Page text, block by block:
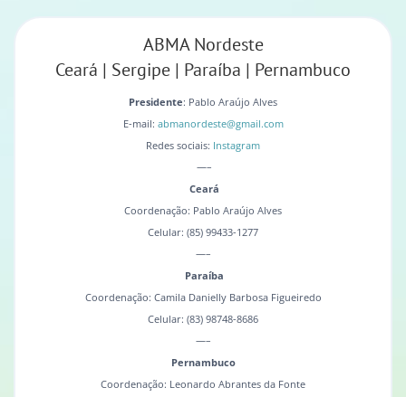
ABMA Nordeste
Ceará | Sergipe | Paraíba | Pernambuco
Presidente: Pablo Araújo Alves
E-mail: abmanordeste@gmail.com
Redes sociais: Instagram
—–
Ceará
Coordenação: Pablo Araújo Alves
Celular: (85) 99433-1277
—–
Paraíba
Coordenação: Camila Danielly Barbosa Figueiredo
Celular: (83) 98748-8686
—–
Pernambuco
Coordenação: Leonardo Abrantes da Fonte